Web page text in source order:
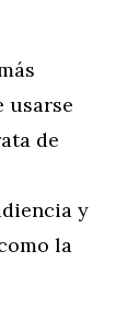
usarse
de
y
la